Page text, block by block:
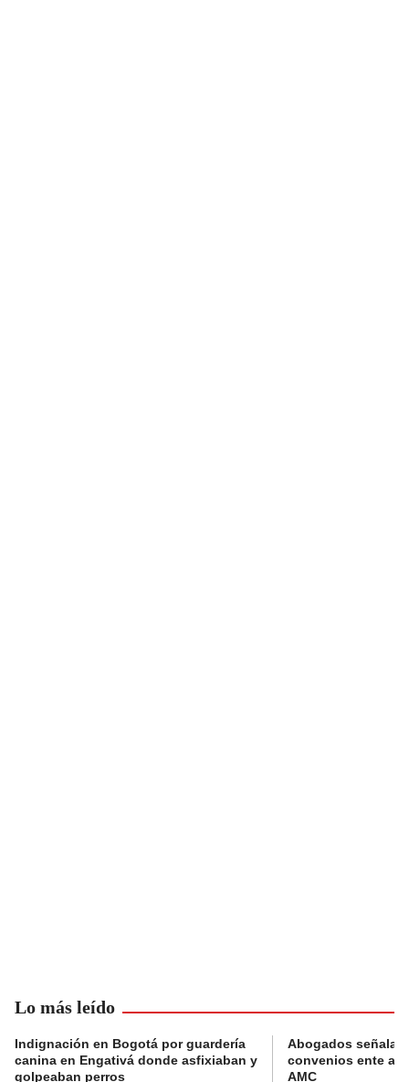
Lo más leído
Indignación en Bogotá por guardería
canina en Engativá donde asfixiaban y
golpeaban perros
Abogados
convenios ente
AMC